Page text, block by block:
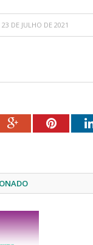
23 DE JULHO DE 2021
Google+